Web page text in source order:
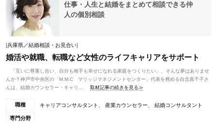
仕事・人生と結婚をまとめて相談できる仲
人の個別相談
[兵庫県／結婚相談・お見合い]
婚活や就職、転職など女性のライフキャリアをサポート
「互いに尊重し合い、自分も相手も幸せになれる家庭をつくりたい」、そんな夢はありませ
んか？神戸市中央区の「M.M.C マリッジマネジメントセンター」代表を務める自念真千子さ
んは、結婚カウンセラー・キャリ...
取材記事の続きを見る≫
職種 キャリアコンサルタント、 産業カウンセラー、 結婚コンサルタント
専門分野